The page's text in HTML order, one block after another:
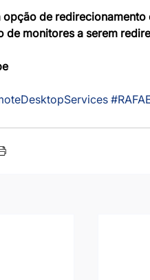
opção de
de monitores a serem